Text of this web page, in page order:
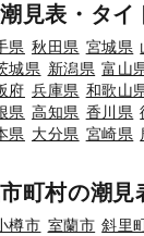
見表・タイ
県 秋田県 宮城県
城県 新潟県 富山
府 兵庫県 和歌山
県 高知県 香川県
県 大分県 宮崎県
町村の潮見
樽市 室蘭市 斜里